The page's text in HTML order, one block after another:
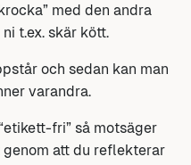
med den andra
t.ex. skär kött.
och sedan kan man
varandra.
fri” så motsäger
att du reflekterar